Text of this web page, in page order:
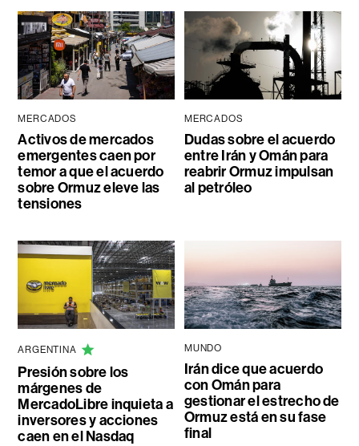
MERCADOS
Activos de mercados
emergentes caen por
temor a que el acuerdo
sobre Ormuz eleve las
tensiones
MERCADOS
Dudas sobre el acuerdo
entre Irán y Omán para
reabrir Ormuz impulsan
al petróleo
ARGENTINA
Presión sobre los
márgenes de
MercadoLibre inquieta a
inversores y acciones
caen en el Nasdaq
MUNDO
Irán dice que acuerdo
con Omán para
gestionar el estrecho de
Ormuz está en su fase
final